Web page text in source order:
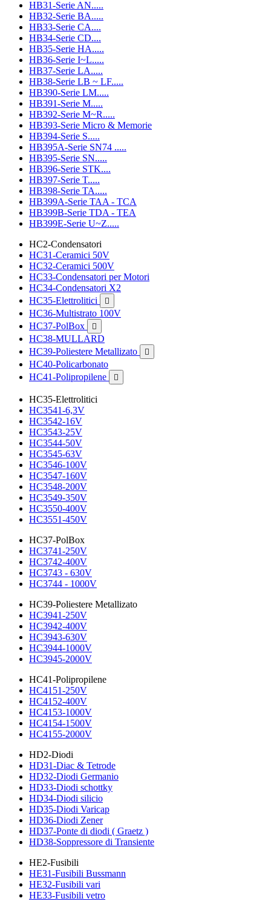
HB31-Serie AN.....
HB32-Serie BA.....
HB33-Serie CA....
HB34-Serie CD....
HB35-Serie HA.....
HB36-Serie I~L.....
HB37-Serie LA.....
HB38-Serie LB ~ LF.....
HB390-Serie LM.....
HB391-Serie M.....
HB392-Serie M~R.....
HB393-Serie Micro & Memorie
HB394-Serie S.....
HB395A-Serie SN74 .....
HB395-Serie SN.....
HB396-Serie STK....
HB397-Serie T.....
HB398-Serie TA.....
HB399A-Serie TAA - TCA
HB399B-Serie TDA - TEA
HB399E-Serie U~Z.....
HC2-Condensatori
HC31-Ceramici 50V
HC32-Ceramici 500V
HC33-Condensatori per Motori
HC34-Condensatori X2
HC35-Elettrolitici

HC36-Multistrato 100V
HC37-PolBox

HC38-MULLARD
HC39-Poliestere Metallizato

HC40-Policarbonato
HC41-Polipropilene

HC35-Elettrolitici
HC3541-6,3V
HC3542-16V
HC3543-25V
HC3544-50V
HC3545-63V
HC3546-100V
HC3547-160V
HC3548-200V
HC3549-350V
HC3550-400V
HC3551-450V
HC37-PolBox
HC3741-250V
HC3742-400V
HC3743 - 630V
HC3744 - 1000V
HC39-Poliestere Metallizato
HC3941-250V
HC3942-400V
HC3943-630V
HC3944-1000V
HC3945-2000V
HC41-Polipropilene
HC4151-250V
HC4152-400V
HC4153-1000V
HC4154-1500V
HC4155-2000V
HD2-Diodi
HD31-Diac & Tetrode
HD32-Diodi Germanio
HD33-Diodi schottky
HD34-Diodi silicio
HD35-Diodi Varicap
HD36-Diodi Zener
HD37-Ponte di diodi ( Graetz )
HD38-Soppressore di Transiente
HE2-Fusibili
HE31-Fusibili Bussmann
HE32-Fusibili vari
HE33-Fusibili vetro